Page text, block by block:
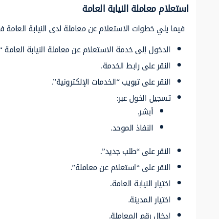
استعلام معاملة النيابة العامة
فيما يلي خطوات الاستعلام عن معاملة لدى النيابة
الدخول إلى خدمة الاستعلام عن معاملة النيابة العامة
النقر على رابط الخدمة.
النقر على تبويب “الخدمات الإلكترونية”.
تسجيل الخول عبر:
أبشر.
النفاذ الموحد.
النقر على “طلب جديد”.
النقر على “استعلام عن معاملة”.
اختيار النيابة العامة.
اختيار المدينة.